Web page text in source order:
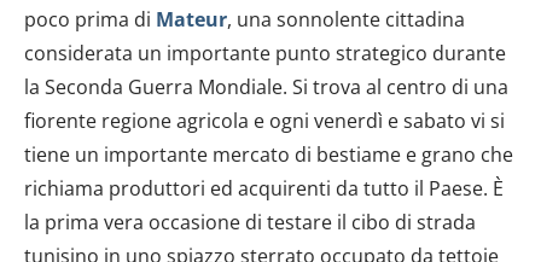
poco prima di Mateur, una sonnolente cittadina
considerata un importante punto strategico durante
la Seconda Guerra Mondiale. Si trova al centro di una
fiorente regione agricola e ogni venerdì e sabato vi si
tiene un importante mercato di bestiame e grano che
richiama produttori ed acquirenti da tutto il Paese. È
la prima vera occasione di testare il cibo di strada
tunisino in uno spiazzo sterrato occupato da tettoie